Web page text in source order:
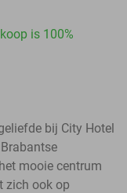
is 100%
bij City Hotel
mooie centrum
zich ook op